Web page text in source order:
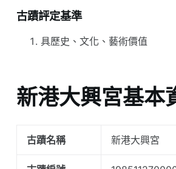
古蹟評定基準
具歷史、文化、藝術價值
新港大興宮基本
古蹟名稱 新港大興宮